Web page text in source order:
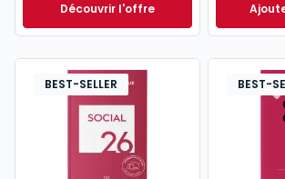
Découvrir l'offreGenIA-L Entreprise à partir de
BEST-SELLER BEST-